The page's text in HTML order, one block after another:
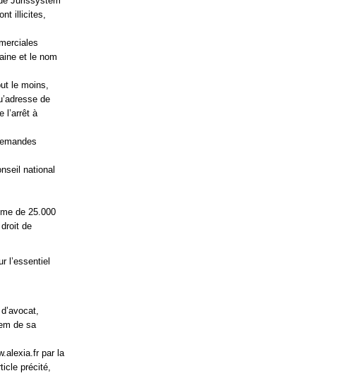
illicites,
et le nom
le moins,
de
l’arrêt à
national
de 25.000
de
l’essentiel
de sa
par la
précité,